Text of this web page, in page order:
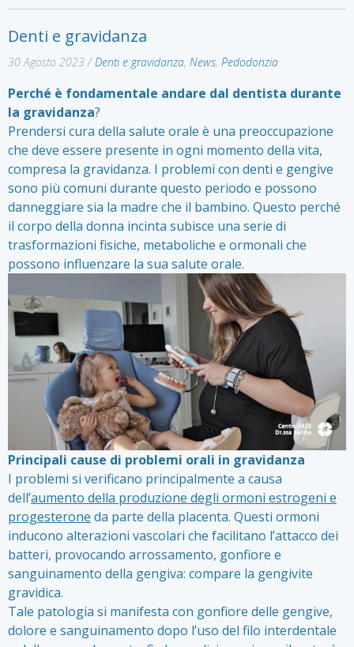
Denti e gravidanza
30 Agosto 2023 / Denti e gravidanza, News, Pedodonzia
Perché è fondamentale andare dal dentista durante
la gravidanza?
Prendersi cura della salute orale è una preoccupazione
che deve essere presente in ogni momento della vita,
compresa la gravidanza. I problemi con denti e gengive
sono più comuni durante questo periodo e possono
danneggiare sia la madre che il bambino. Questo perché
il corpo della donna incinta subisce una serie di
trasformazioni fisiche, metaboliche e ormonali che
possono influenzare la sua salute orale.
Principali cause di problemi orali in gravidanza
I problemi si verificano principalmente a causa
dell’aumento della produzione degli ormoni estrogeni e
progesterone da parte della placenta. Questi ormoni
inducono alterazioni vascolari che facilitano l’attacco dei
batteri, provocando arrossamento, gonfiore e
sanguinamento della gengiva: compare la gengivite
gravidica.
Tale patologia si manifesta con gonfiore delle gengive,
dolore e sanguinamento dopo l’uso del filo interdentale